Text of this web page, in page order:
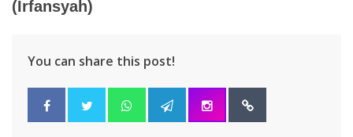
(Irfansyah)
You can share this post!